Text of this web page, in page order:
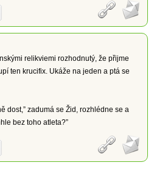
relikviemi rozhodnutý, že přijme
ten krucifix. Ukáže na jeden a ptá se
dost,” zadumá se Žid, rozhlédne se a
bez toho atleta?”